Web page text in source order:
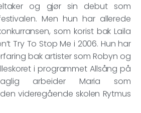
og gjør sin debut som
Men hun har allerede
som korist bak Laila
Try To Stop Me i 2006. Hun har
bak artister som Robyn og
i programmet Allsång på
arbeider Maria som
videregående skolen Rytmus